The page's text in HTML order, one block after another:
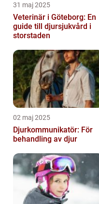
31 maj 2025
Veterinär i Göteborg: En
guide till djursjukvård i
storstaden
02 maj 2025
Djurkommunikatör: För
behandling av djur